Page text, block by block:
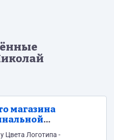
магазина
Цвета Логотипа -